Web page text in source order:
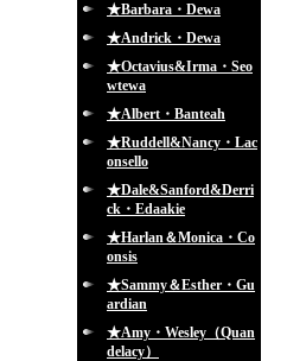
★Barbara・Dewa
★Andrick・Dewa
★Octavius&Irma・Seo
wtewa
★Albert・Banteah
★Ruddell&Nancy・Lac
onsello
★Dale&Sanford&Derri
ck・Edaakie
★Harlan＆Monica・Co
onsis
★Sammy＆Esther・Gu
ardian
★Amy・Wesley（Quan
delacy）